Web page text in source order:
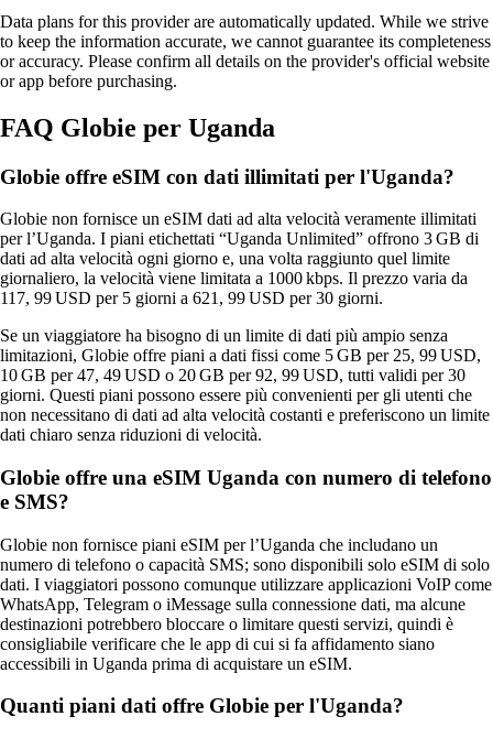
Data plans for this provider are automatically updated. While we strive
to keep the information accurate, we cannot guarantee its completeness
or accuracy. Please confirm all details on the provider's official website
or app before purchasing.
FAQ Globie per Uganda
Globie offre eSIM con dati illimitati per l'Uganda?
Globie non fornisce un eSIM dati ad alta velocità veramente illimitati
per l’Uganda. I piani etichettati “Uganda Unlimited” offrono 3 GB di
dati ad alta velocità ogni giorno e, una volta raggiunto quel limite
giornaliero, la velocità viene limitata a 1000 kbps. Il prezzo varia da
117, 99 USD per 5 giorni a 621, 99 USD per 30 giorni.
Se un viaggiatore ha bisogno di un limite di dati più ampio senza
limitazioni, Globie offre piani a dati fissi come 5 GB per 25, 99 USD,
10 GB per 47, 49 USD o 20 GB per 92, 99 USD, tutti validi per 30
giorni. Questi piani possono essere più convenienti per gli utenti che
non necessitano di dati ad alta velocità costanti e preferiscono un limite
dati chiaro senza riduzioni di velocità.
Globie offre una eSIM Uganda con numero di telefono
e SMS?
Globie non fornisce piani eSIM per l’Uganda che includano un
numero di telefono o capacità SMS; sono disponibili solo eSIM di solo
dati. I viaggiatori possono comunque utilizzare applicazioni VoIP come
WhatsApp, Telegram o iMessage sulla connessione dati, ma alcune
destinazioni potrebbero bloccare o limitare questi servizi, quindi è
consigliabile verificare che le app di cui si fa affidamento siano
accessibili in Uganda prima di acquistare un eSIM.
Quanti piani dati offre Globie per l'Uganda?